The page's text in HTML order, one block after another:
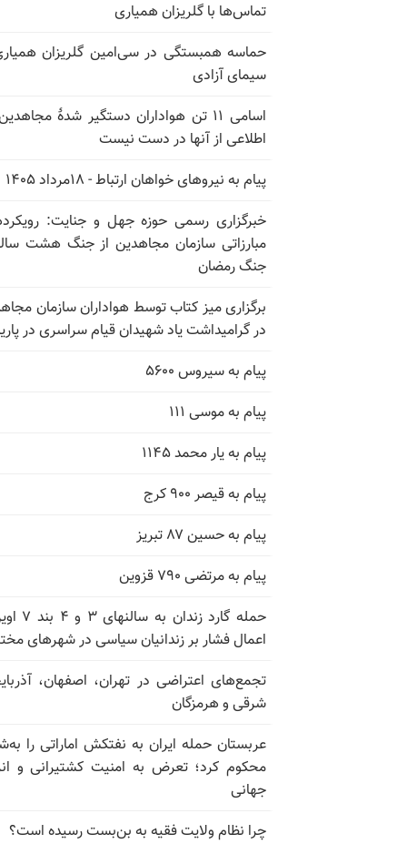
تماس‌ها با گلریزان همیاری
حماسه همبستگی در سی‌امین گلریزان
سیمای آزادی
اسامی ۱۱ تن هواداران دستگیر شدهٔ
اطلاعی از آنها در دست نیست
پیام به نیروهای خواهان ارتباط - ۱۸مرداد ۱۴۰۵
خبرگزاری رسمی حوزه جهل و جنایت:
مبارزاتی سازمان مجاهدین از جنگ هشت
جنگ رمضان
برگزاری میز کتاب توسط هواداران سازمان
در گرامیداشت یاد شهیدان قیام سراسری در
پیام به سیروس ۵۶۰۰
پیام به موسی ۱۱۱
پیام به یار محمد ۱۱۴۵
پیام به قیصر ۹۰۰ کرج
پیام به حسین ۸۷ تبریز
پیام به مرتضی ۷۹۰ قزوین
حمله گارد
اعمال فشار بر زندانیان سیاسی در شهرهای
تجمع‌های اعتراضی در تهران، اصفهان،
شرقی و هرمزگان
عربستان حمله ایران به نفتکش اماراتی را
محکوم کرد؛ تعرض به امنیت کشتیرانی و
جهانی
چرا نظام ولایت فقیه به بن‌بست رسیده است؟